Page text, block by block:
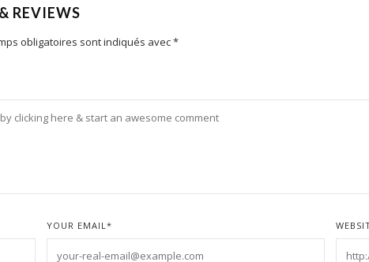
REVIEWS
obligatoires sont indiqués avec*
YOUR EMAIL*